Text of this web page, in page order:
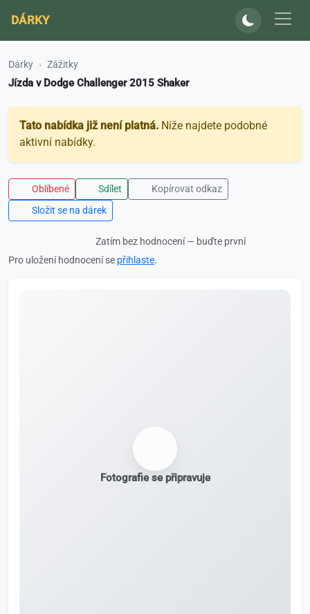
DÁRKY
Dárky Zážitky
Jízda v Dodge Challenger 2015 Shaker
Tato nabídka již není platná. Níže najdete podobné
aktivní nabídky.
Oblíbené Sdílet
Kopírovat odkaz
Složit se na dárek
Zatím bez hodnocení — buďte první
Pro uložení hodnocení se přihlaste.
Fotografie se připravuje